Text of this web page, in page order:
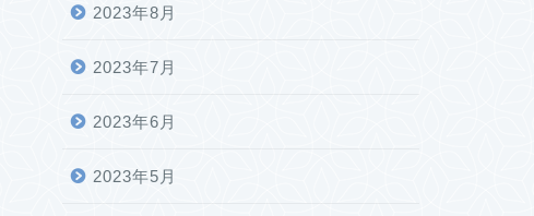
2023年8月
2023年7月
2023年6月
2023年5月